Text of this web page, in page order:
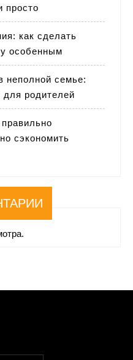
просто
как сделать
особенным
неполной семье:
родителей
сэкономить